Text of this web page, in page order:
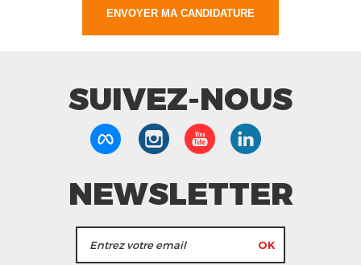
SUIVEZ-NOUS
NEWSLETTER